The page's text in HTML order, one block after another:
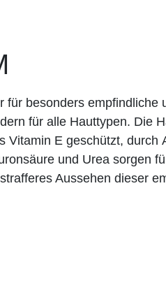
für besonders empfindliche
für alle Hauttypen. Die
Vitamin E geschützt, durch
und Urea sorgen
Aussehen dieser